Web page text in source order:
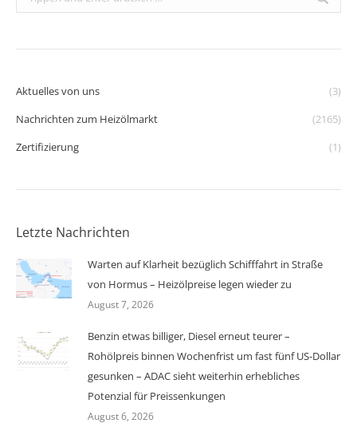
Aktuelles von uns
(3)
Nachrichten zum Heizölmarkt
(2165)
Zertifizierung
(1)
Letzte Nachrichten
Warten auf Klarheit bezüglich Schifffahrt in Straße
von Hormus – Heizölpreise legen wieder zu
August 7, 2026
Benzin etwas billiger, Diesel erneut teurer –
Rohölpreis binnen Wochenfrist um fast fünf US-Dollar
gesunken – ADAC sieht weiterhin erhebliches
Potenzial für Preissenkungen
August 6, 2026